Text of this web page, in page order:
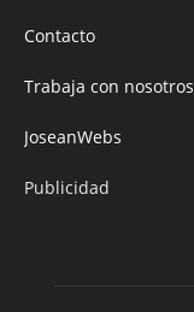
Contacto
Trabaja con nosotros
JoseanWebs
Publicidad